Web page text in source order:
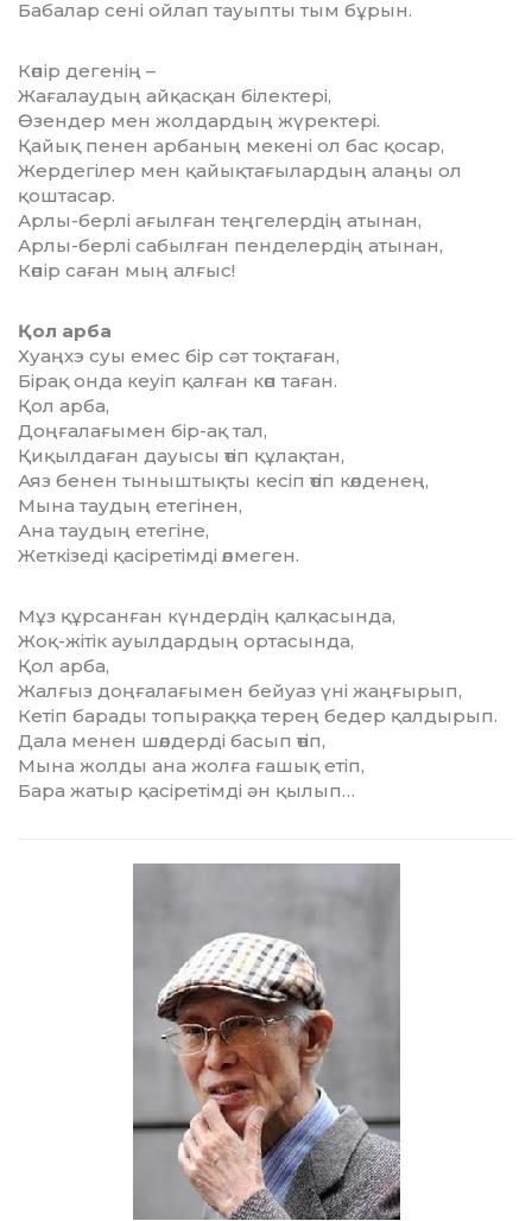
Бабалар сені ойлап тауыпты тым бұрын.
Көпір дегенің –
Жағалаудың айқасқан білектері,
Өзендер мен жолдардың жүректері.
Қайық пенен арбаның мекені ол бас қосар,
Жердегілер мен қайықтағылардың алаңы ол
қоштасар.
Арлы-берлі ағылған теңгелердің атынан,
Арлы-берлі сабылған пенделердің атынан,
Көпір саған мың алғыс!
Қол арба
Хуаңхэ суы емес бір сәт тоқтаған,
Бірақ онда кеуіп қалған көп таған.
Қол арба,
Доңғалағымен бір-ақ тал,
Қиқылдаған дауысы өтіп құлақтан,
Аяз бенен тыныштықты кесіп өтіп көлденең,
Мына таудың етегінен,
Ана таудың етегіне,
Жеткізеді қасіретімді өлмеген.
Мұз құрсанған күндердің қалқасында,
Жоқ-жітік ауылдардың ортасында,
Қол арба,
Жалғыз доңғалағымен бейуаз үні жаңғырып,
Кетіп барады топыраққа терең бедер қалдырып.
Дала менен шөлдерді басып өтіп,
Мына жолды ана жолға ғашық етіп,
Бара жатыр қасіретімді ән қылып…